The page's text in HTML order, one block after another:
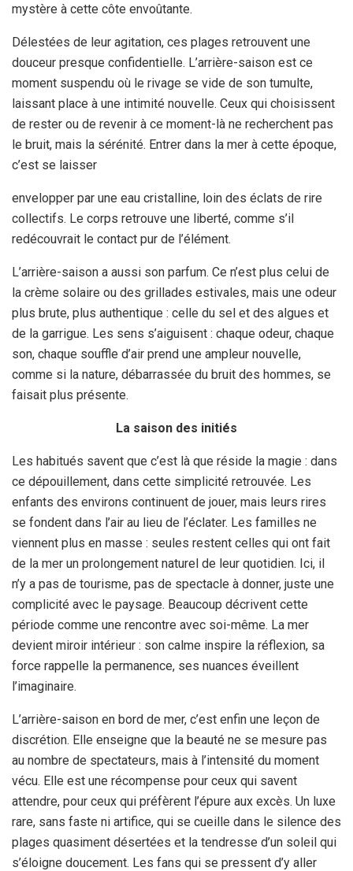
mystère à cette côte envoûtante.
Délestées de leur agitation, ces plages retrouvent une
douceur presque confidentielle. L’arrière-saison est ce
moment suspendu où le rivage se vide de son tumulte,
laissant place à une intimité nouvelle. Ceux qui choisissent
de rester ou de revenir à ce moment-là ne recherchent pas
le bruit, mais la sérénité. Entrer dans la mer à cette époque,
c’est se laisser
envelopper par une eau cristalline, loin des éclats de rire
collectifs. Le corps retrouve une liberté, comme s’il
redécouvrait le contact pur de l’élément.
L’arrière-saison a aussi son parfum. Ce n’est plus celui de
la crème solaire ou des grillades estivales, mais une odeur
plus brute, plus authentique : celle du sel et des algues et
de la garrigue. Les sens s’aiguisent : chaque odeur, chaque
son, chaque souffle d’air prend une ampleur nouvelle,
comme si la nature, débarrassée du bruit des hommes, se
faisait plus présente.
La saison des initiés
Les habitués savent que c’est là que réside la magie : dans
ce dépouillement, dans cette simplicité retrouvée. Les
enfants des environs continuent de jouer, mais leurs rires
se fondent dans l’air au lieu de l’éclater. Les familles ne
viennent plus en masse : seules restent celles qui ont fait
de la mer un prolongement naturel de leur quotidien. Ici, il
n’y a pas de tourisme, pas de spectacle à donner, juste une
complicité avec le paysage. Beaucoup décrivent cette
période comme une rencontre avec soi-même. La mer
devient miroir intérieur : son calme inspire la réflexion, sa
force rappelle la permanence, ses nuances éveillent
l’imaginaire.
L’arrière-saison en bord de mer, c’est enfin une leçon de
discrétion. Elle enseigne que la beauté ne se mesure pas
au nombre de spectateurs, mais à l’intensité du moment
vécu. Elle est une récompense pour ceux qui savent
attendre, pour ceux qui préfèrent l’épure aux excès. Un luxe
rare, sans faste ni artifice, qui se cueille dans le silence des
plages quasiment désertées et la tendresse d’un soleil qui
s’éloigne doucement. Les fans qui se pressent d’y aller